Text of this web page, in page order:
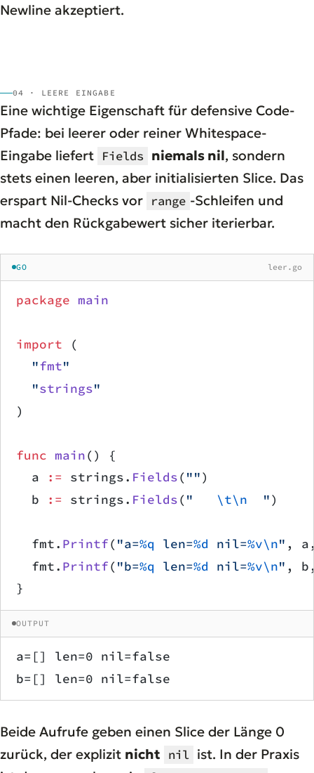
Newline akzeptiert.
04 · LEERE EINGABE
Eine wichtige Eigenschaft für defensive Code-
Pfade: bei leerer oder reiner Whitespace-
Eingabe liefert Fields niemals nil, sondern
stets einen leeren, aber initialisierten Slice. Das
erspart Nil-Checks vor range -Schleifen und
macht den Rückgabewert sicher iterierbar.
GO leer.go
package main
import (
	"
fmt"
	"
strings"
)
func main() {
	a
:= strings. Fields( "")
	b
:= strings. Fields( " \t\n
  "
)
	fmt.
Printf( "a=%q len=%d nil=%v\n" ,
	fmt.
Printf( "b=%q len=%d nil=%v\n" ,
}
OUTPUT
a=[] len=0 nil=false
b=[] len=0 nil=false
Beide Aufrufe geben einen Slice der Länge 0
zurück, der explizit nicht nil ist. In der Praxis